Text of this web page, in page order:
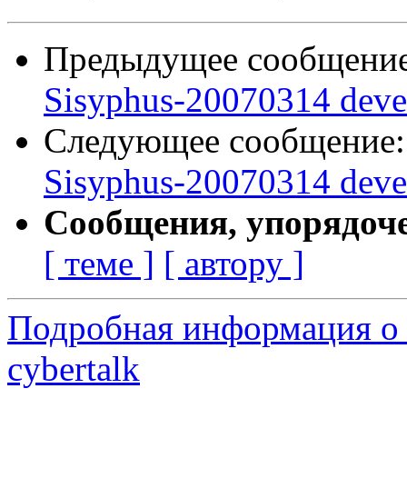
Предыдущее
Sisyphus-20070314
Следующее
Sisyphus-20070314
Сообщения,
[ теме ] [ автору ]
Подробная информация о
cybertalk